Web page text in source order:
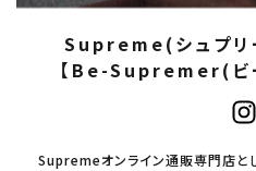
Supreme(シュプリ
【Be-Supremer(ビ
Supremeオンライン通販専門店と